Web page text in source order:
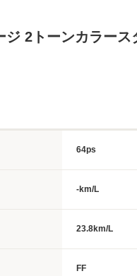
2トーンカラース
64ps
-km/L
23.8km/L
FF